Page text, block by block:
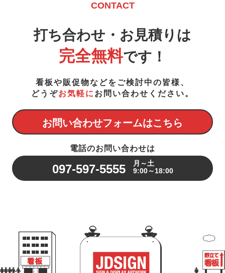
CONTACT
打ち合わせ・お見積りは
完全無料です！
看板や販促物などをご検討中の皆様、
どうぞお気軽に お問い合わせください。
お問い合わせフォームはこちら
電話のお問い合わせは
097-597-5555
月～土
9:00～18:00